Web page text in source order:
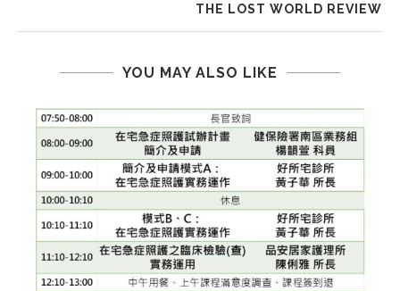
THE LOST WORLD REVIEW
YOU MAY ALSO LIKE